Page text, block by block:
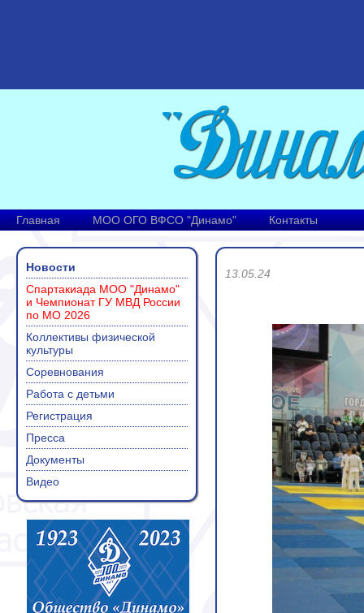
Главная МОО ОГО ВФСО "Динамо" Контакты
Новости
Спартакиада МОО "Динамо"
и Чемпионат ГУ МВД России
по МО 2026
Коллективы физической
культуры
Соревнования
Работа с детьми
Регистрация
Пресса
Документы
Видео
13.05.24